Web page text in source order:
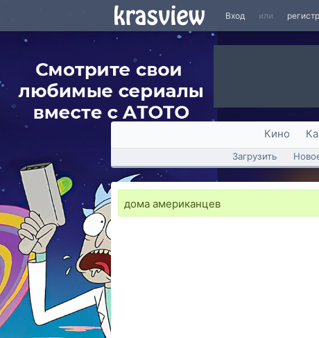
Вход или
Кино
Загрузить
дома американцев